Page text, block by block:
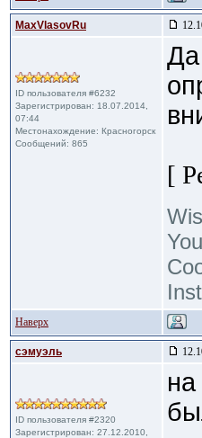
MaxVlasovRu
ID пользователя #6232
Зарегистрирован: 18.07.2014,
07:44
Местонахождение: Красногорск
Сообщений: 865
[
Наверх
сэмуэль
ID пользователя #2320
Зарегистрирован: 27.12.2010,